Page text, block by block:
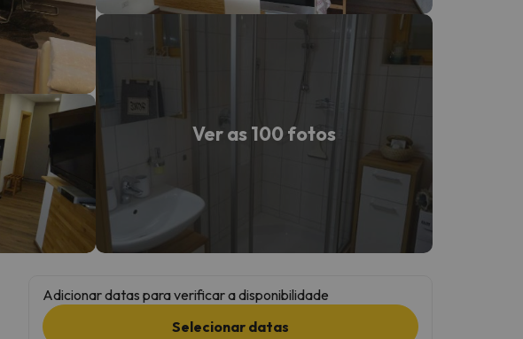
estará de volta.
Ver as 100 fotos
Adicionar datas para verificar a disponibilidade
Selecionar datas